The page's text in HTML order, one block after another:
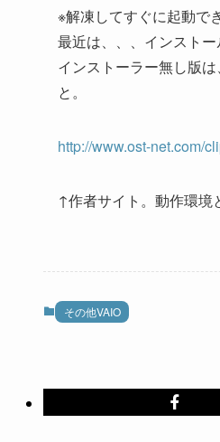
※解凍してすぐに起動で
最近は、、、インスト
インストーラー無し版
と。
http://www.ost-net.com/
↑作者サイト。動作環境
その他VAIO